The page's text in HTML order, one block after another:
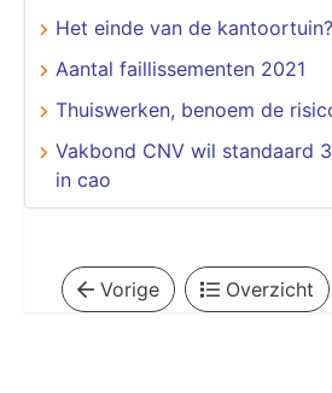
Het einde van de kantoortuin?
Aantal faillissementen 2021
Thuiswerken, benoem de
Vakbond CNV wil standaard
in cao
Vorige Overzicht